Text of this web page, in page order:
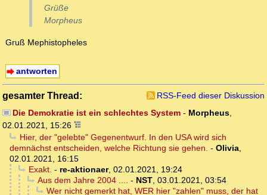
Grüße
Morpheus
Gruß Mephistopheles
antworten
gesamter Thread:
RSS-Feed dieser Diskussion
Die Demokratie ist ein schlechtes System- Morpheus,
02.01.2021, 15:26
Hier, der "gelebte" Gegenentwurf. In den USA wird sich
demnächst entscheiden, welche Richtung sie gehen. - Olivia,
02.01.2021, 16:15
Exakt. - re-aktionaer, 02.01.2021, 19:24
Aus dem Jahre 2004 .... - NST, 03.01.2021, 03:54
Wer nicht gemerkt hat, WER hier "zahlen" muss, der hat